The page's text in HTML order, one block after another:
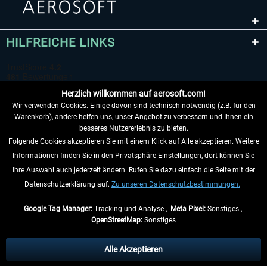
HILFREICHE LINKS
VERTRAG WIDERRUFEN
INFORMATIONEN
anders beschrieben.
** Gilt für Lieferungen innerhalb Deutschlands, Lieferzeiten für andere Länder
Herzlich willkommen auf aerosoft.com!
Wir verwenden Cookies. Einige davon sind technisch notwendig (z.B. für den
Warenkorb), andere helfen uns, unser Angebot zu verbessern und Ihnen ein
besseres Nutzererlebnis zu bieten.
Folgende Cookies akzeptieren Sie mit einem Klick auf Alle akzeptieren. Weitere
Informationen finden Sie in den Privatsphäre-Einstellungen, dort können Sie
Ihre Auswahl auch jederzeit ändern. Rufen Sie dazu einfach die Seite mit der
Datenschutzerklärung auf. Zu unseren Datenschutzbestimmungen.
Google Tag Manager:Tracking und Analyse , Meta Pixel:Sonstiges ,
OpenStreetMap: Sonstiges
Alle Akzeptieren